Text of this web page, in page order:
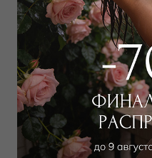
MEY
Бюстгальтер балконет
мягкий
8 100 ₽ 18 000₽
+ 2 цвета